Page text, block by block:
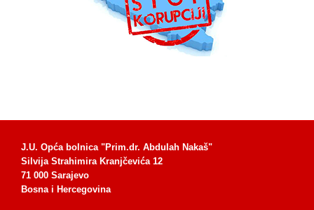
J.U. Opća bolnica "Prim.dr. Abdulah Nakaš"
Silvija Strahimira Kranjčevića 12
71 000 Sarajevo
Bosna i Hercegovina